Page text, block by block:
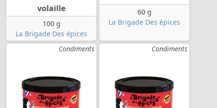
volaille
100 g
La Brigade Des épices
60 g
La Brigade Des épices
Condiments Condiments